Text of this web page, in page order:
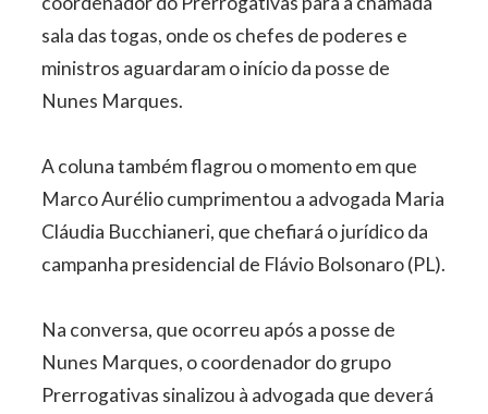
sala das togas, onde os chefes de poderes e
ministros aguardaram o início da posse de
Nunes Marques.
A coluna também flagrou o momento em que
Marco Aurélio cumprimentou a advogada Maria
Cláudia Bucchianeri, que chefiará o jurídico da
campanha presidencial de Flávio Bolsonaro (PL).
Na conversa, que ocorreu após a posse de
Nunes Marques, o coordenador do grupo
Prerrogativas sinalizou à advogada que deverá